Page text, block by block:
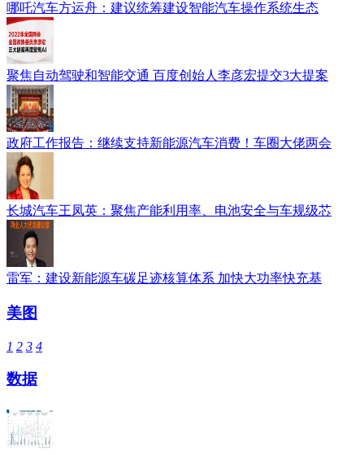
哪吒汽车方运舟：建议统筹建设智能汽车操作系统生态
聚焦自动驾驶和智能交通 百度创始人李彦宏提交3大提案
政府工作报告：继续支持新能源汽车消费！车圈大佬两会
长城汽车王凤英：聚焦产能利用率、电池安全与车规级芯
雷军：建设新能源车碳足迹核算体系 加快大功率快充基
美图
1 2 3 4
数据